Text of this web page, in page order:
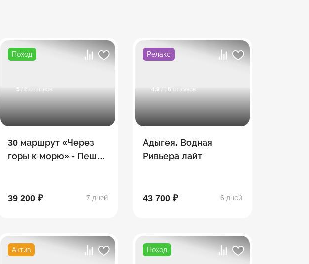
Поход
5 / 8 отзывов
30 маршрут «Через
горы к морю» - Пеший
39 200 ₽ 7 дней
Релакс
4.9 / 16 отзывов
Адыгея. Водная
Ривьера лайт
43 700 ₽ 6 дней
Актив Поход